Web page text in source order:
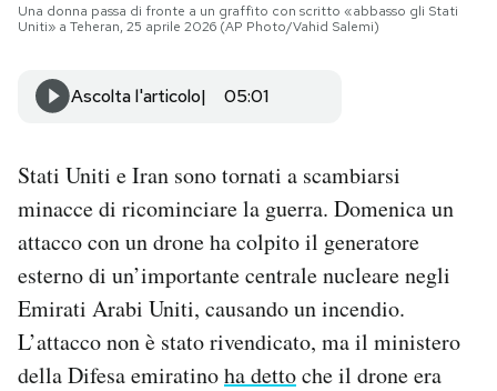
SHOP
CALENDARIO
AREA PERSONALE
Area Personale
Newsletter
Notifiche mobile
Regala il Post
Hai bisogno di aiuto?
Esci
Una donna passa di fronte a un graffito con scritto «abbasso gli Stati
Uniti» a Teheran, 25 aprile 2026 (AP Photo/Vahid Salemi)
Ascolta l'articolo 05:01
Stati Uniti e Iran sono tornati a scambiarsi
minacce di ricominciare la guerra. Domenica un
attacco con un drone ha colpito il generatore
esterno di un’importante centrale nucleare negli
Emirati Arabi Uniti, causando un incendio.
L’attacco non è stato rivendicato, ma il ministero
della Difesa emiratinoha dettoche il drone era